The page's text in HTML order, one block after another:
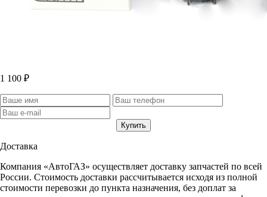
1 100 ₽
Доставка
Компания «АвтоГАЗ» осуществляет доставку запчастей по всей
России. Стоимость доставки рассчитывается исходя из полной
стоимости перевозки до пункта назначения, без доплат за